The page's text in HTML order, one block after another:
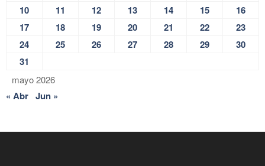
mayo 2026
10
11 12 13 14 15
16
17
18 19 20 21 22
23
24
25 26 27 28 29
30
31
« Abr Jun »